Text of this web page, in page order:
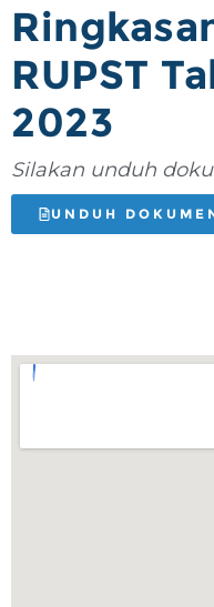
RUPST
2023
Silakan unduh
UNDUH